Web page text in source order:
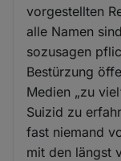
vorgestellten
alle Namen
sozusagen
Bestürzung
Medien „zu
Suizid zu
fast niemand
mit den längst